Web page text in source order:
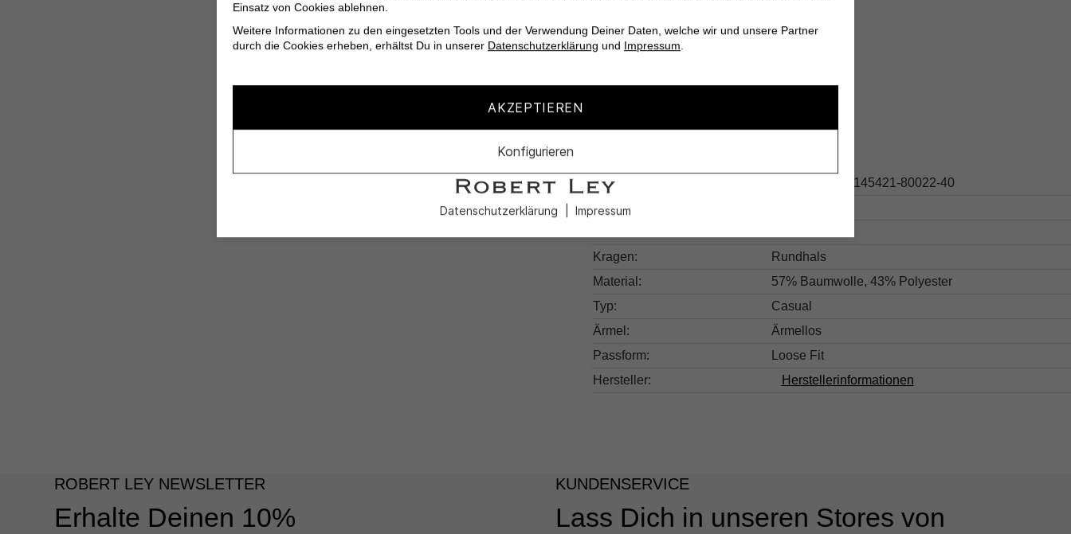
Vielseitig kombinierbar für jeden Anlass
Produktnummer:
404.10560514145421-80022-40
Farben:
Kragen:
Rundhals
Material:
57% Baumwolle, 43% Polyester
Typ:
Casual
Ärmel:
Ärmellos
Passform:
Loose Fit
Hersteller:
Herstellerinformationen
ROBERT LEY NEWSLETTER
Erhalte Deinen 10%
KUNDENSERVICE
Lass Dich in unseren Stores von
Einsatz von Cookies ablehnen.
Weitere Informationen zu den eingesetzten Tools und der Verwendung Deiner Daten, welche wir und unsere Partner
durch die Cookies erheben, erhältst Du in unserer Datenschutzerklärung und Impressum.
AKZEPTIEREN
Konfigurieren
Datenschutzerklärung Impressum